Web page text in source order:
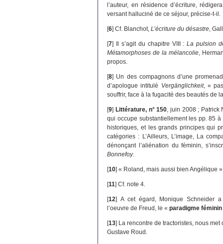
l’auteur, en résidence d’écriture,
versant halluciné de ce séjour, précise-t-il.
[6]Cf. Blanchot, L’écriture du désastre ,
[7] Il s’agit du chapitre VIII :La pulsion
Métamorphoses de la mélancolie ,
propos.
[8] Un des compagnons d’une
d’apologue intitulé Vergänglichkeit, «
souffrir, face à la fugacité des beautés de
[9] Littérature, n° 150 , juin 2008 ; Patrick
qui occupe substantiellement les pp. 85
historiques, et les grands principes qui
catégories : L’Ailleurs, L’image, La
dénonçant l’aliénation du féminin,
Bonnefoy.
[10]« Roland, mais aussi bien Angélique
[11]Cf. note 4.
[12]A cet égard, Monique Schneider
l’oeuvre de Freud, le «paradigme féminin
[13] La rencontre de tractoristes, nous
Gustave Roud.